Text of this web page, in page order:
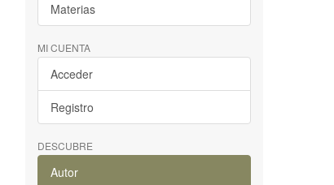
Materias
MI CUENTA
Acceder
Registro
DESCUBRE
Autor